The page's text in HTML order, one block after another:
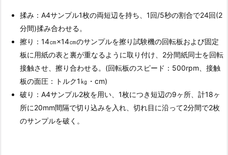
揉み：A4サンプル1枚の両短辺を持ち、1回/5秒の割合で24回(2
分間)揉み合わせる。
擦り：14㎝×14㎝のサンプルを擦り試験機の回転板および固定
板に用紙の表と裏が重なるように取り付け、2分間紙同士を回転
接触させ、擦り合わせる。(回転板のスピード：500rpm、接触
板の面圧：トルク1㎏・cm)
破り：A4サンプル2枚を用い、1枚につき短辺の9ヶ所、計18ヶ
所に20mm間隔で切り込みを入れ、切れ目に沿って2分間で2枚
のサンプルを破く。